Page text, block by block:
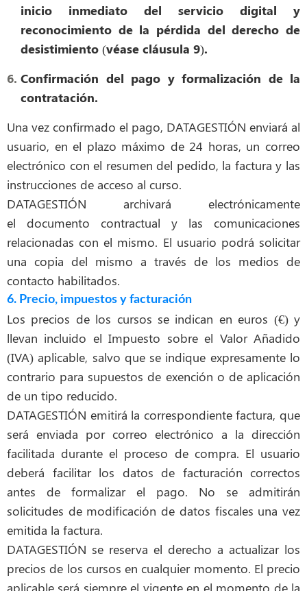
inicio inmediato del servicio digital y
reconocimiento de la pérdida del derecho de
desistimiento (véase cláusula 9).
Confirmación del pago y formalización de la
contratación.
Una vez confirmado el pago, DATAGESTIÓN enviará al
usuario, en el plazo máximo de 24 horas, un correo
electrónico con el resumen del pedido, la factura y las
instrucciones de acceso al curso.
DATAGESTIÓN archivará electrónicamente
el documento contractual y las comunicaciones
relacionadas con el mismo. El usuario podrá solicitar
una copia del mismo a través de los medios de
contacto habilitados.
6. Precio, impuestos y facturación
Los precios de los cursos se indican en euros (€) y
llevan incluido el Impuesto sobre el Valor Añadido
(IVA) aplicable, salvo que se indique expresamente lo
contrario para supuestos de exención o de aplicación
de un tipo reducido.
DATAGESTIÓN emitirá la correspondiente factura, que
será enviada por correo electrónico a la dirección
facilitada durante el proceso de compra. El usuario
deberá facilitar los datos de facturación correctos
antes de formalizar el pago. No se admitirán
solicitudes de modificación de datos fiscales una vez
emitida la factura.
DATAGESTIÓN se reserva el derecho a actualizar los
precios de los cursos en cualquier momento. El precio
aplicable será siempre el vigente en el momento de la